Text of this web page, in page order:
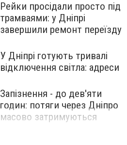
Рейки просідали просто під
трамваями: у Дніпрі
завершили ремонт переїзду
У Дніпрі готують тривалі
відключення світла: адреси
Запізнення - до дев'яти
годин: потяги через Дніпро
масово затримуються